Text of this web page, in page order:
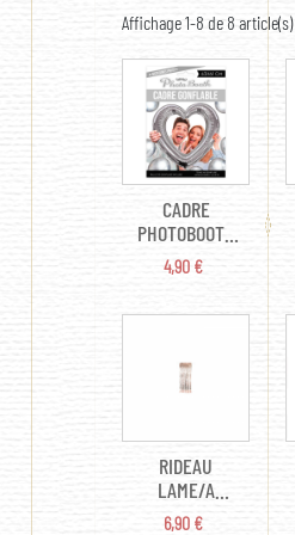
Affichage 1-8 de 8 article(s)
CADRE
PHOTOBOOTH
- COEUR
MYLARD
PRIX
4,90 €
RIDEAU
LAME/A
FRANGES -
PRIX
6,90 €